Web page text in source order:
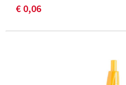
€ 0,06